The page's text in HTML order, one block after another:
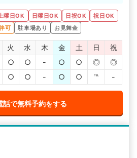
曜日OK 日曜日OK 日祝OK
祝日OK
可 駐車場あり お見舞金
火 水 木 金 土 日
祝
○ ○ - ○ ○ ◎
◎
○ ○ - ○ ○ ℡ -
話で無料予約をする